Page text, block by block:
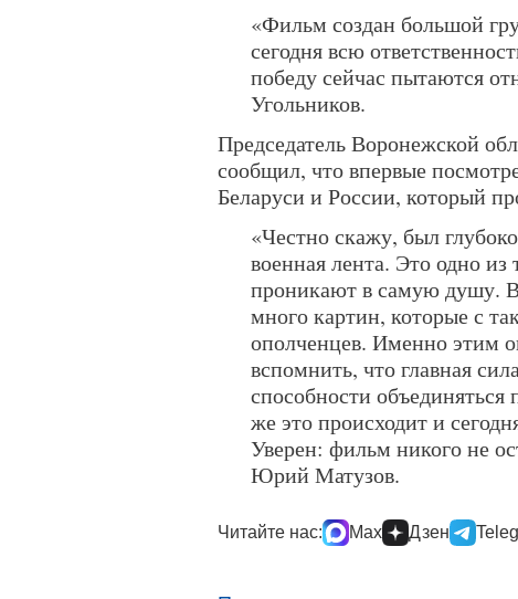
«Фильм создан большой
сегодня всю
победу сейчас пытаются
Угольников.
Председатель Воронежской
сообщил, что впервые
Беларуси и России, который
«Честно скажу, был
военная лента. Это одно
проникают в самую душу. В
много картин, которые с
ополченцев. Именно этим
вспомнить, что главная
способности
же это происходит и
Уверен: фильм никого не
Юрий Матузов.
Читайте нас: Max Дзен